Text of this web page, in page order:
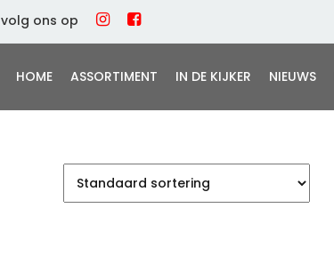
volg ons op
HOME ASSORTIMENT IN DE KIJKER NIEUWS